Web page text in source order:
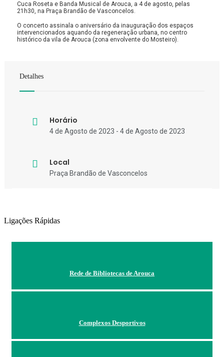
Cuca Roseta e Banda Musical de Arouca, a 4 de agosto, pelas
21h30, na Praça Brandão de Vasconcelos.
O concerto assinala o aniversário da inauguração dos espaços
intervencionados aquando da regeneração urbana, no centro
histórico da vila de Arouca (zona envolvente do Mosteiro).
Detalhes
Horário
4 de Agosto de 2023 - 4 de Agosto de 2023
Local
Praça Brandão de Vasconcelos
Ligações Rápidas
Rede de Bibliotecas de Arouca
Complexos Desportivos